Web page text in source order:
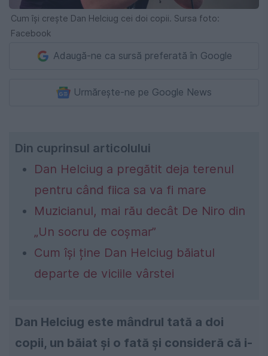
Cum își crește Dan Helciug cei doi copii. Sursa foto:
Facebook
Adaugă-ne ca sursă preferată în Google
Urmărește-ne pe Google News
Din cuprinsul articolului
Dan Helciug a pregătit deja terenul
pentru când fiica sa va fi mare
Muzicianul, mai rău decât De Niro din
„Un socru de coșmar”
Cum își ține Dan Helciug băiatul
departe de viciile vârstei
Dan Helciug este mândrul tată a doi
copii, un băiat și o fată și consideră că i-